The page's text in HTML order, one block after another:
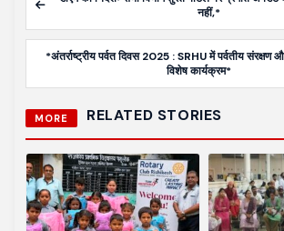
नहीं,*
*अंतर्राष्ट्रीय पर्वत दिवस 2025 : SRHU में पर्वतीय संरक्षण
विशेष कार्यक्रम*
MORE RELATED STORIES